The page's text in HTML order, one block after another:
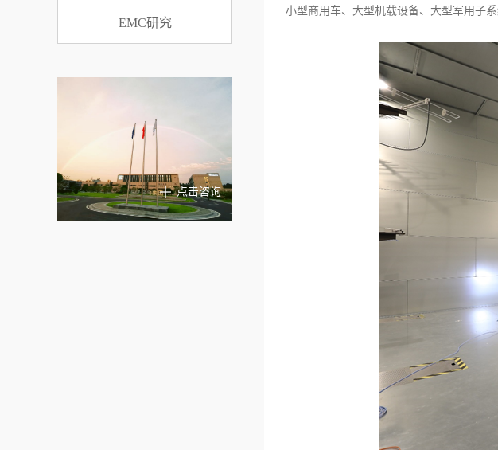
EMC研究
点击咨询
小型商用车、大型机载设备、大型军用子系